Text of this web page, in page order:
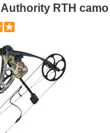
RTH camo